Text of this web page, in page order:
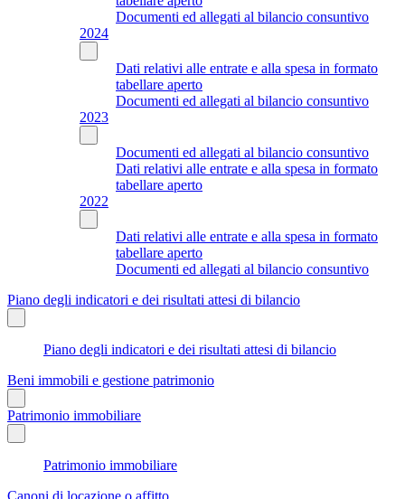
Documenti ed allegati al bilancio consuntivo
2024
Dati relativi alle entrate e alla spesa in formato
tabellare aperto
Documenti ed allegati al bilancio consuntivo
2023
Documenti ed allegati al bilancio consuntivo
Dati relativi alle entrate e alla spesa in formato
tabellare aperto
2022
Dati relativi alle entrate e alla spesa in formato
tabellare aperto
Documenti ed allegati al bilancio consuntivo
Piano degli indicatori e dei risultati attesi di bilancio
Piano degli indicatori e dei risultati attesi di bilancio
Beni immobili e gestione patrimonio
Patrimonio immobiliare
Patrimonio immobiliare
Canoni di locazione o affitto